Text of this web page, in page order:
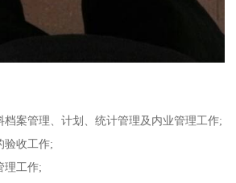
档案管理、计划、统计管理及内业管理工作;
验收工作;
理工作;